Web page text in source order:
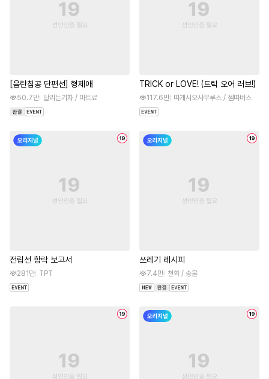
[음란침공 단편선] 형제애
50.7만 달리는기차 / 마트료
TRICK or LOVE! (트릭 오어 러브!)
117.6만 따개시오사우루스 / 젬따버스
전립선 함락 보고서
281만 TPT
쓰레기 레시피
7.4만 천화 / 송물